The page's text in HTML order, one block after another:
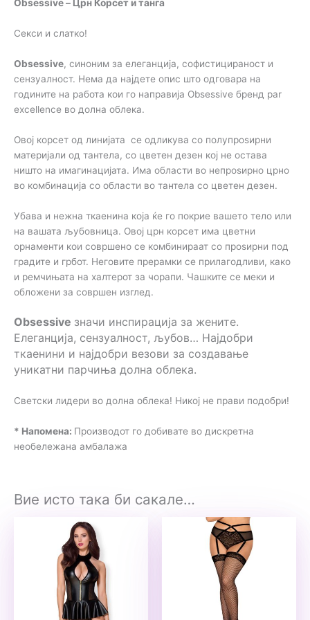
Obsessive – Црн Корсет и танга
Секси и слатко!
Obsessive, синоним за елеганција, софистицираност и
сензуалност. Нема да најдете опис што одговара на
годините на работа кои го направија Obsessive бренд par
excellence во долна облека.
Овој корсет од линијата се одликува со полупроѕирни
материјали од тантела, со цветен дезен кој не остава
ништо на имагинацијата. Има области во непроѕирно црно
во комбинација со области во тантела со цветен дезен.
Убава и нежна ткаенина која ќе го покрие вашето тело или
на вашата љубовница. Овој црн корсет има цветни
орнаменти кои совршено се комбинираат со проѕирни под
градите и грбот. Неговите прерамки се прилагодливи, како
и ремчињата на халтерот за чорапи. Чашките се меки и
обложени за совршен изглед.
Obsessive значи инспирација за жените.
Елеганција, сензуалност, љубов… Најдобри
ткаенини и најдобри везови за создавање
уникатни парчиња долна облека.
Светски лидери во долна облека! Никој не прави подобри!
* Напомена: Производот го добивате во дискретна
необележана амбалажа
Вие исто така би сакале…